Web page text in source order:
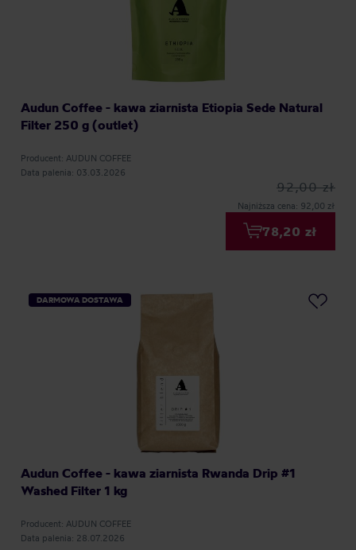
Audun Coffee - kawa ziarnista Etiopia Sede Natural
Filter 250 g (outlet)
Producent: AUDUN COFFEE
Data palenia: 03.03.2026
92,00 zł
Najniższa cena: 92,00 zł
78,20 zł
DARMOWA DOSTAWA
Audun Coffee - kawa ziarnista Rwanda Drip #1
Washed Filter 1 kg
Producent: AUDUN COFFEE
Data palenia: 28.07.2026